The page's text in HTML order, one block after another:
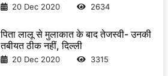
20 Dec 2020 2634
पिता लालू से मुलाकात के बाद तेजस्वी- उनकी
तबीयत ठीक नहीं, दिल्ली
20 Dec 2020 3315